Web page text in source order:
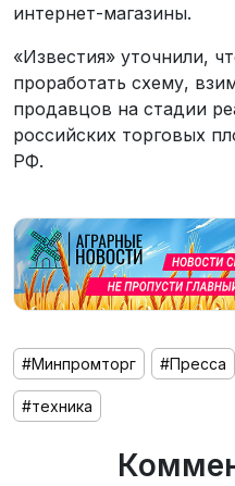
интернет-магазины.
«Известия» уточнили,
проработать схему,
продавцов на стадии
российских торговых
РФ.
#Минпромторг #Пресса
#техника